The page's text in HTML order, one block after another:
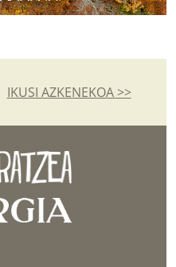
IKUSI AZKENEKOA >>